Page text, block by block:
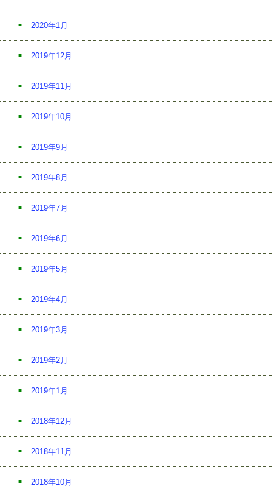
2020年1月
2019年12月
2019年11月
2019年10月
2019年9月
2019年8月
2019年7月
2019年6月
2019年5月
2019年4月
2019年3月
2019年2月
2019年1月
2018年12月
2018年11月
2018年10月